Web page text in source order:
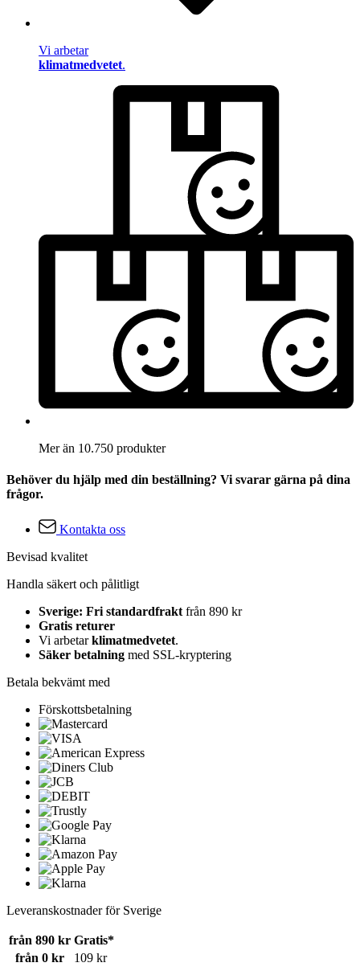
Vi arbetar
klimatmedvetet.
Mer än 10.750 produkter
Behöver du hjälp med din beställning? Vi svarar gärna på dina
frågor.
Kontakta oss
Bevisad kvalitet
Handla säkert och pålitligt
Sverige: Fri standardfrakt från 890 kr
Gratis returer
Vi arbetarklimatmedvetet.
Säker betalning med SSL-kryptering
Betala bekvämt med
Förskottsbetalning
Leveranskostnader för Sverige
från 890 kr Gratis*
från 0 kr
109 kr